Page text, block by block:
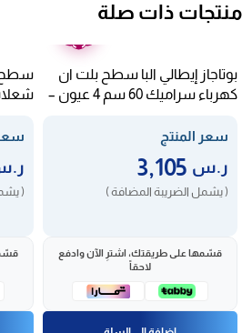
منتجات ذات صلة
بوتاجاز إيطالي البا سطح بلت ان
كهرباء سراميك 60 سم 4 عيون –
سعر المنتج
ر.س
( يشمل الضريبة المضافة )
قسّمها على طريقتك، اشترِ الآن وادفع
لاحقاً
سعر
(